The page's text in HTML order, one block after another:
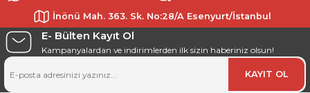
İnönü Mah. 363. Sk. No:28/A Esenyurt/İstanbul
E- Bülten Kayıt Ol
Kampanyalardan ve indirimlerden ilk sizin haberiniz olsun!
KAYIT OL